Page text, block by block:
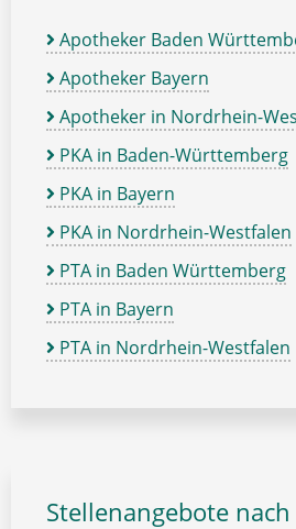
Apotheker Baden
Apotheker Bayern
Apotheker in Nordrhein-
PKA in Baden-Württemberg
PKA in Bayern
PKA in Nordrhein-Westfalen
PTA in Baden Württemberg
PTA in Bayern
PTA in Nordrhein-Westfalen
Stellenangebote